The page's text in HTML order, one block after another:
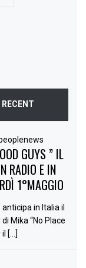
RECENT
GUYS ” IL
RADIO E IN
1°MAGGIO
anticipa in Italia il
Mika “No Place
il […]